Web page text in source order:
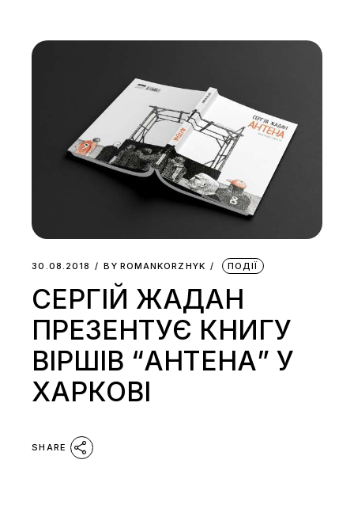
30.08.2018 BY ROMANKORZHYK ПОДІЇ
СЕРГІЙ ЖАДАН
ПРЕЗЕНТУЄ КНИГУ
ВІРШІВ “АНТЕНА” У
ХАРКОВІ
SHARE